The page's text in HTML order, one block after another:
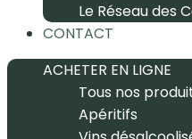
Le Réseau des
CONTACT
ACHETER EN LIGNE
Tous nos
Apéritifs